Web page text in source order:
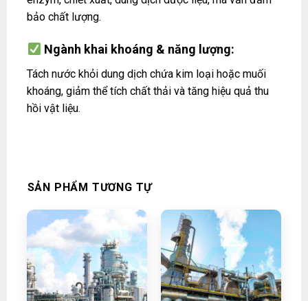
bảo chất lượng.
Ngành khai khoáng & năng lượng:
Tách nước khỏi dung dịch chứa kim loại hoặc muối
khoáng, giảm thể tích chất thải và tăng hiệu quả thu
hồi vật liệu.
SẢN PHẨM TƯƠNG TỰ